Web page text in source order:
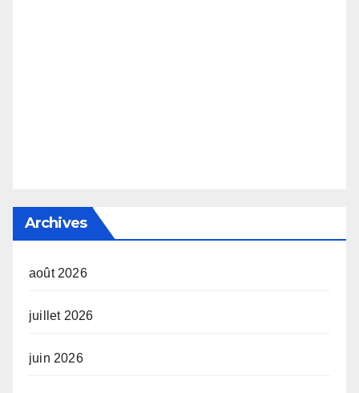
Archives
août 2026
juillet 2026
juin 2026